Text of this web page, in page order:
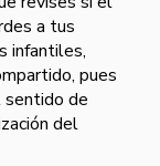
a tus
infantiles,
pues
sentido de
del